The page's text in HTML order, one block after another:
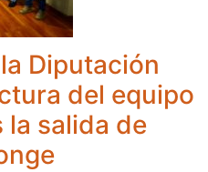
Diputación
del equipo
la salida de